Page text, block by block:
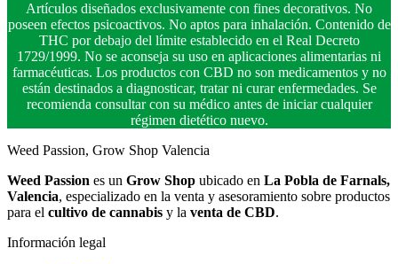
Artículos diseñados exclusivamente con fines decorativos. No
poseen efectos psicoactivos. No aptos para inhalación. Contenido de
THC por debajo del límite establecido en el Real Decreto
1729/1999. No se aconseja su uso en aplicaciones alimentarias ni
farmacéuticas. Los productos con CBD no son medicamentos y no
están destinados a diagnosticar, tratar ni curar enfermedades. Se
recomienda consultar con su médico antes de iniciar cualquier
régimen dietético nuevo.
Weed Passion, Grow Shop Valencia
Weed Passion es un Grow Shop ubicado en La Pobla de Farnals,
Valencia, especializado en la venta y asesoramiento sobre productos
para el cultivo de cannabis y la venta de CBD.
Información legal